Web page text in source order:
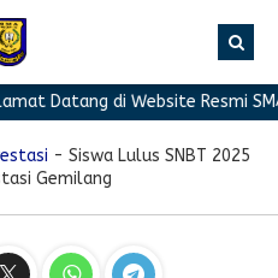
Datang di Website Resmi SMA
- Siswa Lulus SNBT 2025
Gemilang